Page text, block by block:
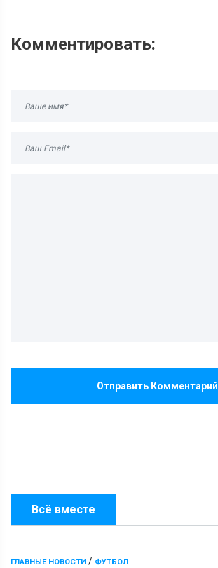
Всё вместе
ГЛАВНЫЕ НОВОСТИ / ФУТБОЛ
Комментировать:
Отправить Комментарий